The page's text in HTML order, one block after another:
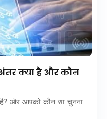
अंतर क्या है और कौन
और आपको कौन सा चुनना